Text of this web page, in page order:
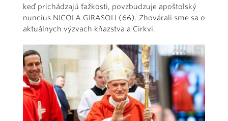
keď prichádzajú ťažkosti, povzbudzuje apoštolský
nuncius NICOLA GIRASOLI (66). Zhovárali sme sa o
aktuálnych výzvach kňazstva a Cirkvi.